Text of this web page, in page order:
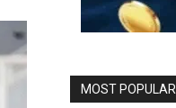
MOST POPULAR